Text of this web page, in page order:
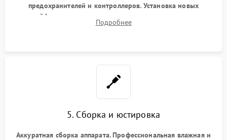
предохранителей и контроллеров. Установка новых
шлейфов, дисплея, механизма затвора или двигателя
автофокуса. Восстановление геометрии тубуса объектива
Подробнее
5. Сборка и юстировка
Аккуратная сборка аппарата. Профессиональная влажная и